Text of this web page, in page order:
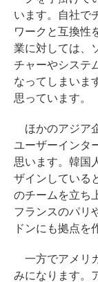
います。自社で
ワークと互換性
業に対しては、
チャーやシステ
なってしまいま
思っています。
ほかのアジア
ユーザーインタ
思います。韓国
ザインしている
のチームを立ち
フランスのパリ
ドンにも拠点を
一方でアメリ
みになります。